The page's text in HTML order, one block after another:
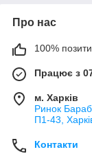
Про нас
100%
Працює з
м. Харків
Ринок
П1-43,
Контакти